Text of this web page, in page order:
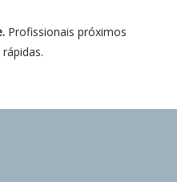
Profissionais próximos